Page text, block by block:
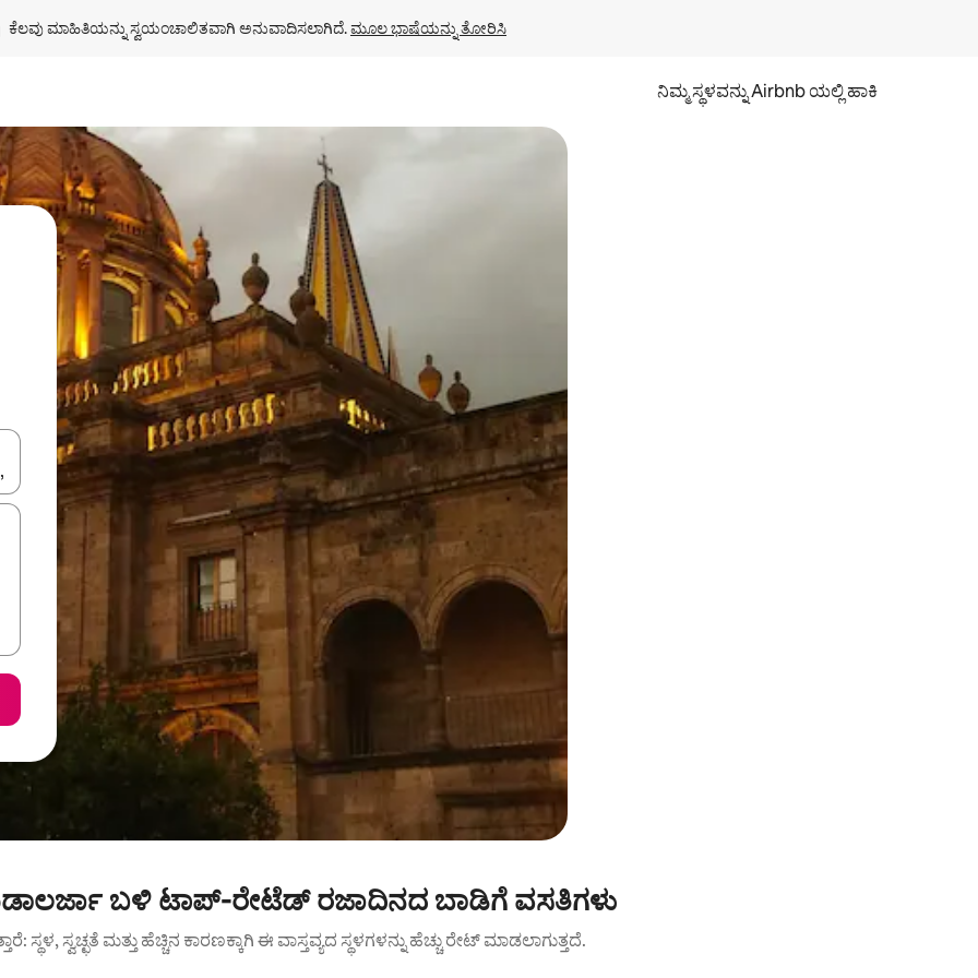
ಕೆಲವು ಮಾಹಿತಿಯನ್ನು ಸ್ವಯಂಚಾಲಿತವಾಗಿ ಅನುವಾದಿಸಲಾಗಿದೆ. ಮೂಲ ಭಾಷೆಯನ್ನು ತೋರಿಸಿ
ನಿಮ್ಮ ಸ್ಥಳವನ್ನು Airbnb ಯಲ್ಲಿ ಹಾಕಿ
ನ್ಯಾವಿಗೇಟ್ ಮಾಡಿ ಅಥವಾ ಸ್ಪರ್ಶ ಅಥವಾ ಸ್ವೈಪ್ ಗೆಸ್ಚರ್‌ಗಳ ಮೂಲಕ ಅನ್ವೇಷಿಸಿ.
ಬಳಿ ಟಾಪ್-ರೇಟೆಡ್ ರಜಾದಿನದ ಬಾಡಿಗೆ ವಸತಿಗಳು
ಸ್ಥಳ, ಸ್ವಚ್ಛತೆ ಮತ್ತು ಹೆಚ್ಚಿನ ಕಾರಣಕ್ಕಾಗಿ ಈ ವಾಸ್ತವ್ಯದ ಸ್ಥಳಗಳನ್ನು ಹೆಚ್ಚು ರೇಟ್ ಮಾಡಲಾಗುತ್ತದೆ.